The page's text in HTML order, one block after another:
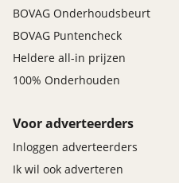
BOVAG Onderhoudsbeurt
BOVAG Puntencheck
Heldere all-in prijzen
100% Onderhouden
Voor adverteerders
Inloggen adverteerders
Ik wil ook adverteren